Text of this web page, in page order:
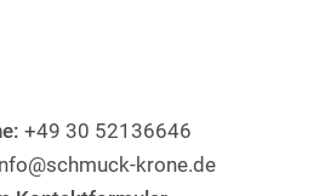
+49 30 52136646
krone.de